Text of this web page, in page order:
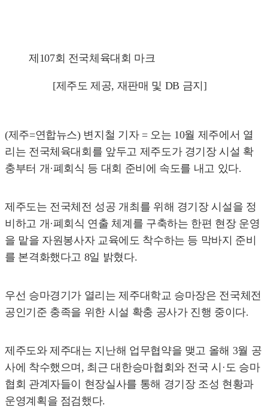
제107회 전국체육대회 마크
[제주도 제공, 재판매 및 DB 금지]
(제주=연합뉴스) 변지철 기자 = 오는 10월 제주에서 열
리는 전국체육대회를 앞두고 제주도가 경기장 시설 확
충부터 개·폐회식 등 대회 준비에 속도를 내고 있다.
제주도는 전국체전 성공 개최를 위해 경기장 시설을 정
비하고 개·폐회식 연출 체계를 구축하는 한편 현장 운영
을 맡을 자원봉사자 교육에도 착수하는 등 막바지 준비
를 본격화했다고 8일 밝혔다.
우선 승마경기가 열리는 제주대학교 승마장은 전국체전
공인기준 충족을 위한 시설 확충 공사가 진행 중이다.
제주도와 제주대는 지난해 업무협약을 맺고 올해 3월 공
사에 착수했으며, 최근 대한승마협회와 전국 시·도 승마
협회 관계자들이 현장실사를 통해 경기장 조성 현황과
운영계획을 점검했다.